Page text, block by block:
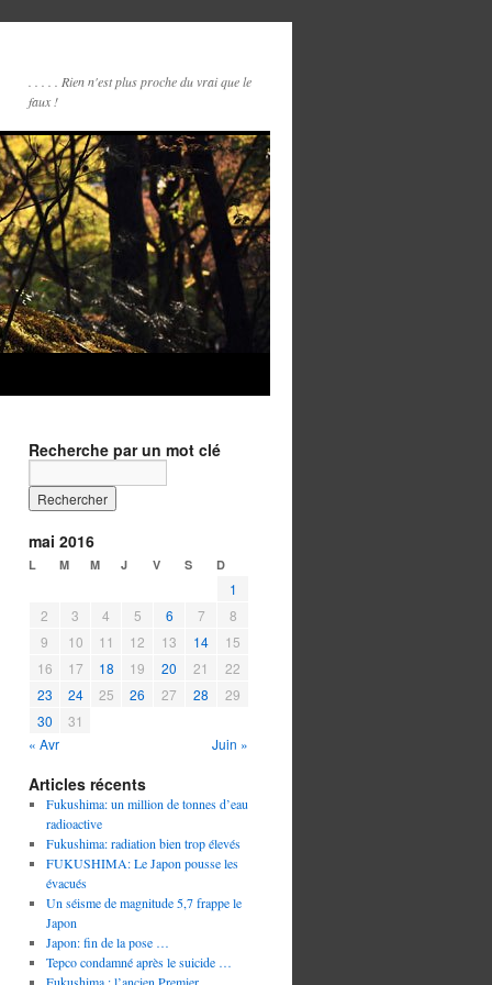
. . . . . Rien n'est plus proche du vrai que le
faux !
Recherche par un mot clé
mai 2016
L M M J V S D
« Avr Juin »
1
2
3 4 5 6 7
8
9
10 11 12 13 14
15
16
17 18 19 20 21
22
23
24 25 26 27 28
29
30
31
Articles récents
Fukushima: un million de tonnes d’eau
radioactive
Fukushima: radiation bien trop élevés
FUKUSHIMA: Le Japon pousse les
évacués
Un séisme de magnitude 5,7 frappe le
Japon
Japon: fin de la pose …
Tepco condamné après le suicide …